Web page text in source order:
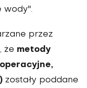
wody".
przez
że metody
zostały poddane